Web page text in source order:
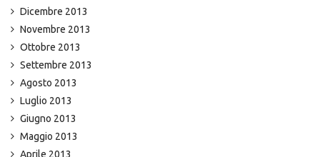
Dicembre 2013
Novembre 2013
Ottobre 2013
Settembre 2013
Agosto 2013
Luglio 2013
Giugno 2013
Maggio 2013
Aprile 2013